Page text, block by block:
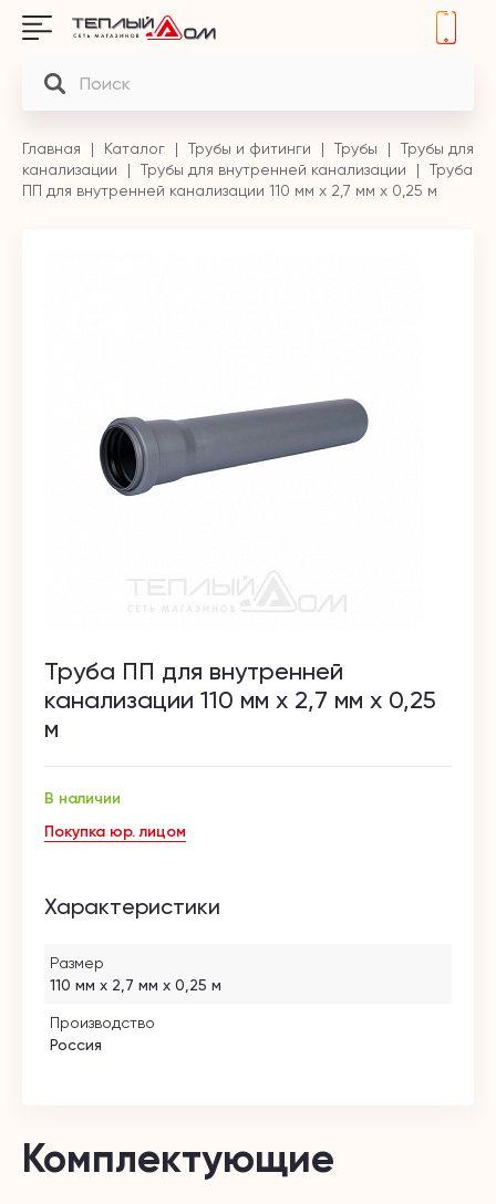
Главная Каталог Трубы и фитинги Трубы
Трубы для
канализации
Трубы для внутренней канализации
Труба
ПП для внутренней канализации 110 мм х 2,7 мм х 0,25 м
Труба ПП для внутренней
канализации 110 мм х 2,7 мм х 0,25
м
В наличии
Покупка юр. лицом
Характеристики
Размер
110 мм х 2,7 мм х 0,25 м
Производство
Россия
Комплектующие